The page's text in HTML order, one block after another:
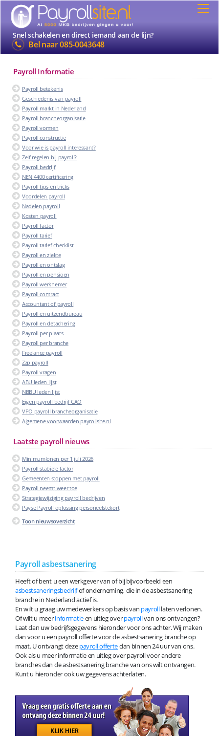
Snel schakelen en direct iemand aan de lijn?
Bel naar085-0043648
Payroll Informatie
Payroll betekenis
Geschiedenis van payroll
Payroll markt in Nederland
Payroll brancheorganisatie
Payroll vormen
Payroll constructie
Voor wie is payroll interessant?
Zelf regelen bij payroll?
Payroll bedrijf
NEN 4400 certificering
Payroll tips en tricks
Voordelen payroll
Nadelen payroll
Kosten payroll
Payroll factor
Payroll tarief
Payroll tarief checklist
Payroll en ziekte
Payroll en ontslag
Payroll en pensioen
Payroll werknemer
Payroll contract
Accountant of payroll
Payroll en uitzendbureau
Payroll en detachering
Payroll per plaats
Payroll per branche
Freelance payroll
Zzp payroll
Payroll vragen
ABU leden lijst
NBBU leden lijst
Eigen payroll bedrijf CAO
VPO payroll brancheorganisatie
Algemene voorwaarden payrollsite.nl
Laatste payroll nieuws
Minimumlonen per 1 juli 2026
Payroll stabiele factor
Gemeenten stoppen met payroll
Payroll neemt weer toe
Strategiewijziging payroll bedrijven
Payse Payroll oplossing personeelstekort
Toon nieuwsoverzicht
Payroll asbestsanering
Heeft of bent u een werkgever van of bij bijvoorbeeld een
asbestsaneringsbedrijfof onderneming, die in de asbestsanering
branche in Nederland actief is.
En wilt u graag uw medewerkers op basis van payrolllaten verlonen.
Of wilt u meerinformatieen uitleg overpayrollvan ons ontvangen?
Laat dan uw bedrijfsgegevens hieronder voor ons achter. Wij maken
dan voor u een payroll offerte voor de asbestsanering branche op
maat. U ontvangt dezepayroll offertedan binnen 24 uur van ons.
Ook als u meer informatie en uitleg over payroll voor andere
branches dan de asbestsanering branche van ons wilt ontvangen.
Kunt u hieronder ook uw gegevens achterlaten.